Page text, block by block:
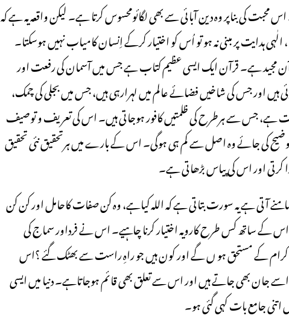
کی بناپر وہ دین آبائی سے بھی لگائومحسوس کرتا ہے۔ لیکن واقعہ یہ ہے کہ
ہدایت پر مبنی نہ ہو تو اُس کو اختیار کرکے اِنسان کامیاب نہیں ہوسکتا۔
مجید ہے۔ قرآن ایک ایسی عظیم کتاب ہے جس میں آسمان کی رفعت اور
ہیں اور جس کی شاخیں فضائے عالم میں لہرارہی ہیں، جس میں بجلی کی چمک،
ہے، جس سے ہرطرح کی ظلمتیں کافور ہوجاتی ہیں۔ اس کی تعریف و توصیف
توضیح کی جائے وہ اصل سے کم ہی ہوگی۔ اس کے بارے میں ہرتحقیق نئی تحقیق
کرتی اور اس کی پیاس بڑھاتی ہے۔
آتی ہے یہ سورت بتاتی ہے کہ اللہ کیاہے، وہ کن صفات کاحامل اور کن کن
کے ساتھ کس طرح کارویہ اختیار کرنا چاہیے۔ اس نے فرداور سماج کی
کے مستحق ہو ں گے اور کون ہیں جو راہِ راست سے بھٹک گئے ؟اس
اسے جان بھی جاتے ہیں اور اس سے تعلق بھی قائم ہوجاتاہے۔ دنیا میں ایسی
جامع بات کہی گئی ہو۔